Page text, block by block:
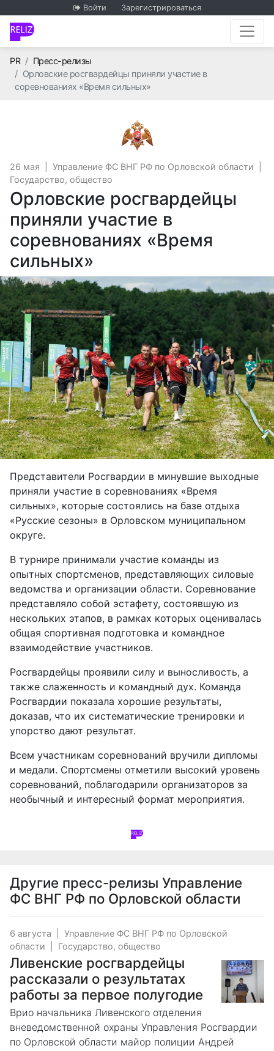
Войти Зарегистрироваться
PRГлавная
Пресс-релизы
Орловские росгвардейцы приняли участие в
соревнованиях «Время сильных»
26 мая Управление ФС ВНГ РФ по Орловской области
Государство, общество
Орловские росгвардейцы
приняли участие в
соревнованиях «Время
сильных»
Представители Росгвардии в минувшие выходные
приняли участие в соревнованиях «Время
сильных», которые состоялись на базе отдыха
«Русские сезоны» в Орловском муниципальном
округе.
В турнире принимали участие команды из
опытных спортсменов, представляющих силовые
ведомства и организации области. Соревнование
представляло собой эстафету, состоявшую из
нескольких этапов, в рамках которых оценивалась
общая спортивная подготовка и командное
взаимодействие участников.
Росгвардейцы проявили силу и выносливость, а
также слаженность и командный дух. Команда
Росгвардии показала хорошие результаты,
доказав, что их систематические тренировки и
упорство дают результат.
Всем участникам соревнований вручили дипломы
и медали. Спортсмены отметили высокий уровень
соревнований, поблагодарили организаторов за
необычный и интересный формат мероприятия.
Другие пресс-релизы Управление
ФС ВНГ РФ по Орловской области
6 августа
Управление ФС ВНГ РФ по Орловской
области
Государство, общество
Ливенские росгвардейцы
рассказали о результатах
работы за первое полугодие
Врио начальника Ливенского отделения
вневедомственной охраны Управления Росгвардии
по Орловской области майор полиции Андрей